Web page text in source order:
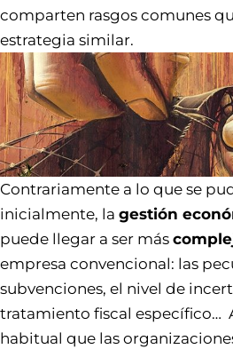
comparten rasgos comunes
estrategia similar.
Contrariamente a lo que se
inicialmente, la gestión
puede llegar a ser más
empresa convencional: las
subvenciones, el nivel de
tratamiento fiscal específico…
habitual que las